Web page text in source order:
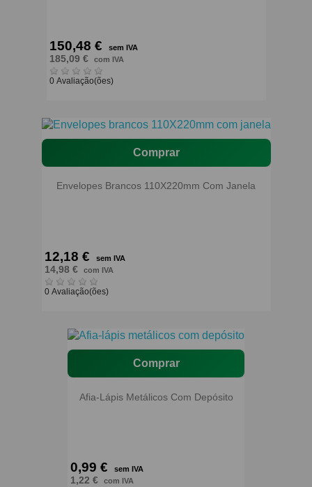
150,48 € sem IVA
185,09 € com IVA
0 Avaliação(ões)
Comprar
Envelopes Brancos 110X220mm Com Janela
12,18 € sem IVA
14,98 € com IVA
0 Avaliação(ões)
Comprar
Afia-Lápis Metálicos Com Depósito
0,99 € sem IVA
1,22 € com IVA